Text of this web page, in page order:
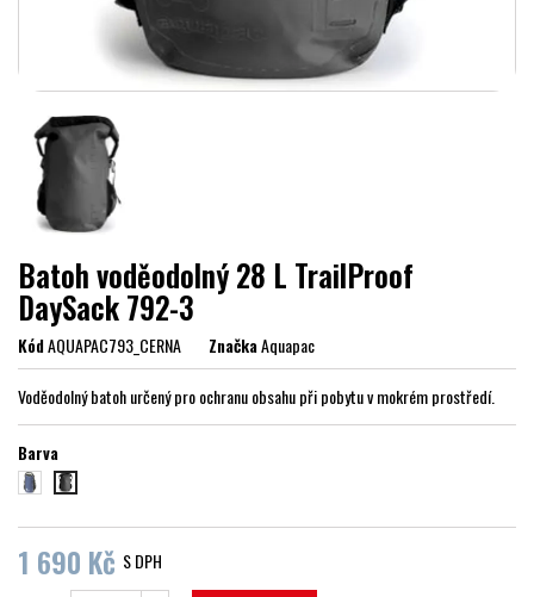
Batoh voděodolný 28 L TrailProof
DaySack 792-3
KódAQUAPAC793_CERNA ZnačkaAquapac
Voděodolný batoh určený pro ochranu obsahu při pobytu v mokrém prostředí.
Barva
modráčerná
1 690 Kč S DPH